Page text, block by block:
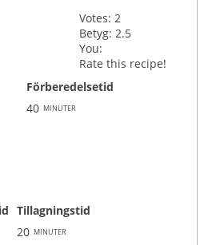
Votes: 2
Betyg: 2.5
You:
Rate this recipe!
Förberedelsetid
40 minuter
Tillagningstid
20 minuter